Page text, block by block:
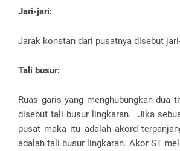
Jari-jari:
Jarak konstan dari pusatnya disebut
Tali busur:
Ruas garis yang menghubungkan dua
disebut tali busur lingkaran. Jika
pusat maka itu adalah akord
adalah tali busur lingkaran. Akor ST